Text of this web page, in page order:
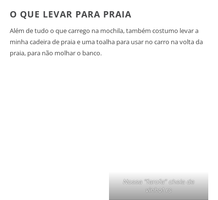
O QUE LEVAR PARA PRAIA
Além de tudo o que carrego na mochila, também costumo levar a
minha cadeira de praia e uma toalha para usar no carro na volta da
praia, para não molhar o banco.
Nossa “farofa” cheia de
vinho! rs